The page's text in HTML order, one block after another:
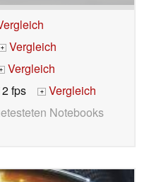
+
Vergleich
+
Vergleich
fps + Vergleich
Notebooks